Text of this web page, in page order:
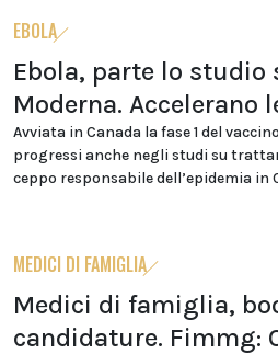
EBOLA
Ebola, parte lo studio
Moderna. Accelerano
Avviata in Canada la fase 1 del
progressi anche negli studi su
ceppo responsabile dell’epidemia in
MEDICI DI FAMIGLIA
Medici di famiglia,
candidature. Fimmg: